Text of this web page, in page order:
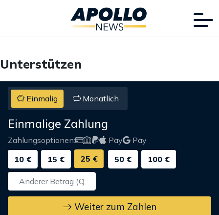
Unterstützen
Einmalig Monatlich
Einmalige Zahlung
Zahlungsoptionen: Pay
Pay
10 €
15 € 25 € 50 € 100 €
Weiter zum Zahlen